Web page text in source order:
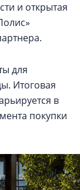
и открытая
для
Итоговая
в
покупки